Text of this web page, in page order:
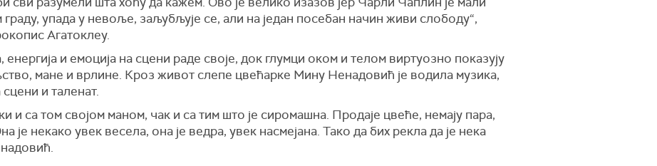
упада у невоље, заљубљује се, али на један посебан начин живи слободу“,
Агатоклеу.
и емоција на сцени раде своје, док глумци оком и телом виртуозно показују
мане и врлине. Кроз живот слепе цвећарке Мину Ненадовић је водила музика,
и таленат.
и са том својом маном, чак и са тим што је сиромашна. Продаје цвеће, немају пара,
је некако увек весела, она је ведра, увек насмејана. Тако да бих рекла да је нека